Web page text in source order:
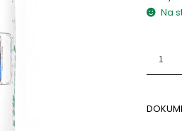
Na
Zaprawa
TERMO